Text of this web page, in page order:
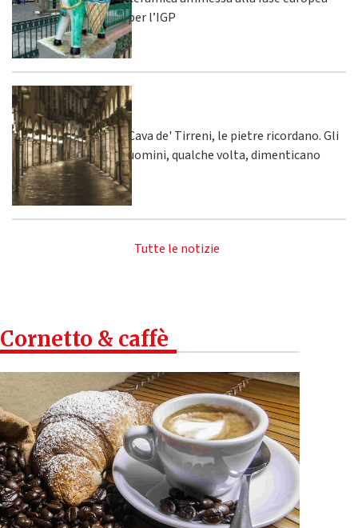
per l’IGP
Cava de' Tirreni, le pietre ricordano. Gli
uomini, qualche volta, dimenticano
Tutte le notizie
Cornetto & caffè